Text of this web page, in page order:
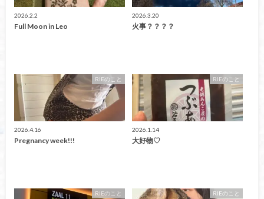
2026.2.2
Full Moon in Leo
2026.3.20
火事？？？？
RIEのこと
2026.4.16
Pregnancy week!!!
RIEのこと
2026.1.14
大好物♡
RIEのこと RIEのこと